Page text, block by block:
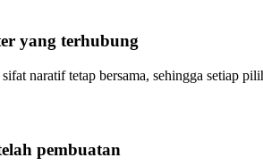
yang terhubung
naratif tetap bersama, sehingga setiap
pembuatan